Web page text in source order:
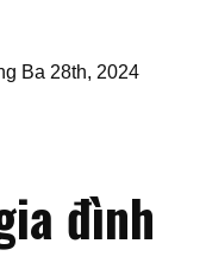
Ba 28th, 2024
đình